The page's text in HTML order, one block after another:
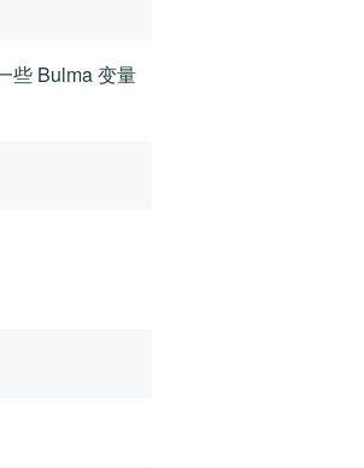
些 Bulma 变量